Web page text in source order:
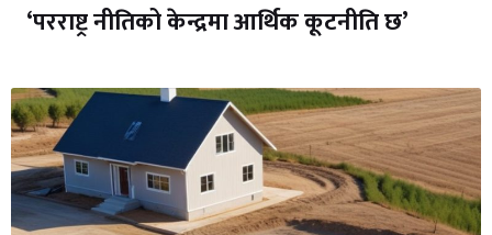
‘परराष्ट्र नीतिको केन्द्रमा आर्थिक कूटनीति छ’